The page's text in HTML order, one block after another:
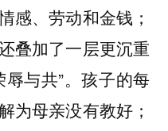
感、劳动和金钱；
叠加了一层更沉重
与共”。孩子的每
为母亲没有教好；